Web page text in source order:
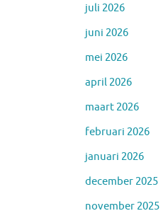
juli 2026
juni 2026
mei 2026
april 2026
maart 2026
februari 2026
januari 2026
december 2025
november 2025